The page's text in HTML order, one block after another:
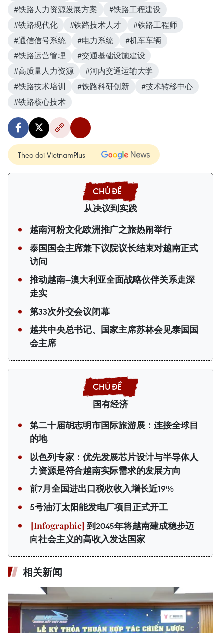
#铁路人力资源发展方案
#铁路工程建设
#铁路现代化
#铁路技术人才
#铁路工程师
#通信信号系统
#电力系统
#机车车辆
#铁路运营管理
#交通基础设施建设
#高质量人力资源
#河内交通运输大学
#铁路技术培训
#铁路科研创新
#技术转移中心
#铁路核心技术
Theo dõi VietnamPlus
从决议到实践
越南河粉文化欧洲推广之旅热闹举行
泰国国会主席兼下议院议长结束对越南正式
访问
推动越南—澳大利亚全面战略伙伴关系走深
走实
第33次外交会议闭幕
越共中央总书记、国家主席苏林会见泰国国
会主席
国有经济
第二十届胡志明市国际旅游展：连接全球目
的地
以色列专家：优先发展芯片设计与半导体人
力资源是符合越南实际需求的发展方向
前7月全国进出口税收收入增长近19%
5号油汀太阳能发电厂项目正式开工
到2045年将越南建成稳步迈
向社会主义的高收入发达国家
相关新闻